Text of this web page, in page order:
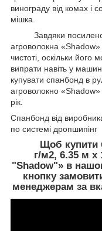
винограду від комах і
мішка.
Завдяки посиленому
агроволокна
чистоті, оскільки його
випрати навіть у
купувати спанбонд в
агроволокно
рік.
Спанбонд від
по системі дропшипінг
Щоб купити
г/м2, 6.35 м х
"Shadow"» в
кнопку
менеджерам за